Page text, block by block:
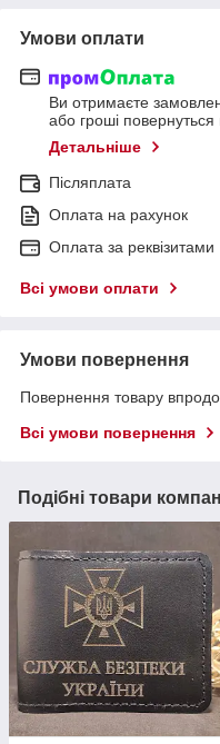
Умови оплати
Ви отримаєте
або гроші
Детальніше
Післяплата
Оплата на рахунок
Оплата за реквізитами
Всі умови оплати
Умови повернення
Повернення товару
Всі умови повернення
Подібні товари